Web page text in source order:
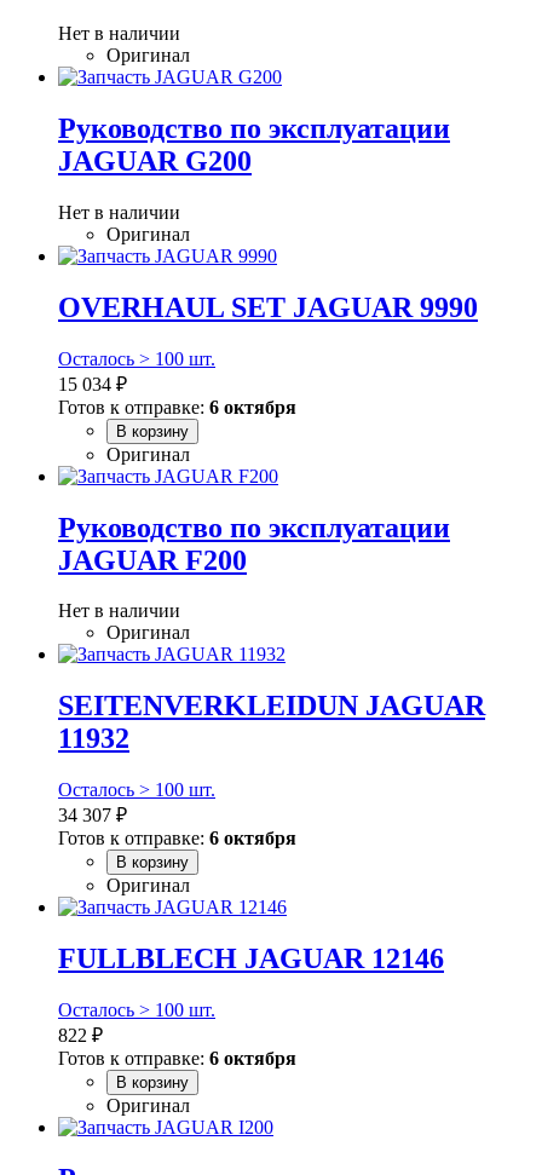
Нет в наличии
Оригинал
Руководство по эксплуатации
JAGUAR G200
Нет в наличии
Оригинал
OVERHAUL SET JAGUAR 9990
Осталось > 100 шт.
15 034 ₽
Готов к отправке: 6 октября
В корзину
Оригинал
Руководство по эксплуатации
JAGUAR F200
Нет в наличии
Оригинал
SEITENVERKLEIDUN JAGUAR
11932
Осталось > 100 шт.
34 307 ₽
Готов к отправке: 6 октября
В корзину
Оригинал
FULLBLECH JAGUAR 12146
Осталось > 100 шт.
822 ₽
Готов к отправке: 6 октября
В корзину
Оригинал